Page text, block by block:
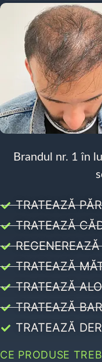
Brandul nr. 1 în
TRATEAZĂ
TRATEAZĂ
TRATEAZĂ
TRATEAZĂ
TRATEAZĂ
TRATEAZĂ
CE PRODUSE